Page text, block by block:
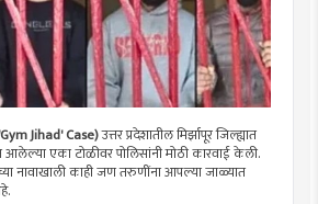
Jihad' Case)उत्तर प्रदेशातील मिर्झापूर जिल्ह्यात
आलेल्या एका टोळीवर पोलिसांनी मोठी कारवाई केली.
नावाखाली काही जण तरुणींना आपल्या जाळ्यात